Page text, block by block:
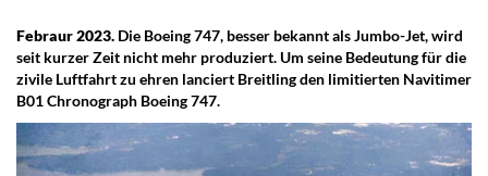
Febraur 2023. Die Boeing 747, besser bekannt als Jumbo-Jet, wird
seit kurzer Zeit nicht mehr produziert. Um seine Bedeutung für die
zivile Luftfahrt zu ehren lanciert Breitling den limitierten Navitimer
B01 Chronograph Boeing 747.